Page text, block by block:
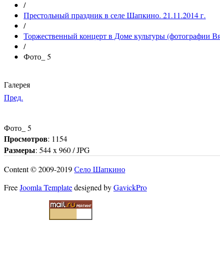
/
Престольный праздник в селе Шапкино. 21.11.2014 г.
/
Торжественный концерт в Доме культуры (фотографии
/
Фото_ 5
Галерея
Пред.
Фото_ 5
Просмотров: 1154
Размеры: 544 x 960 / JPG
Content © 2009-2019Село Шапкино
FreeJoomla Templatedesigned byGavickPro